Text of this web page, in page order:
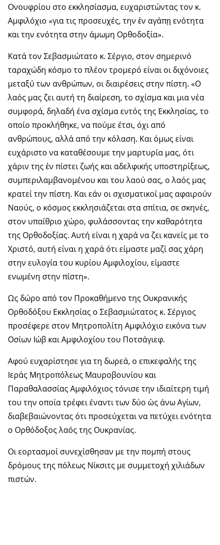
Ονουφρίου στο εκκλησίασμα, ευχαριστώντας τον κ.
Αμφιλόχιο «για τις προσευχές, την ἐν αγάπῃ ενότητα
και την ενότητα στην άμωμη Ορθοδοξία».
Κατά τον Σεβασμιώτατο κ. Σέργιο, στον σημερινό
ταραχώδη κόσμο το πλέον τρομερό είναι οι διχόνοιες
μεταξύ των ανθρώπων, οι διαιρέσεις στην πίστη. «Ο
λαός μας ζει αυτή τη διαίρεση, το σχίσμα και μια νέα
συμφορά, δηλαδή ένα σχίσμα εντός της Εκκλησίας, το
οποίο προκλήθηκε, να πούμε έτσι, όχι από
ανθρώπους, αλλά από την κόλαση. Και όμως είναι
ευχάριστο να καταθέσουμε την μαρτυρία μας, ότι
χάριν της ἐν πίστει ζωής και αδελφικής υποστηρίξεως,
συμπεριλαμβανομένου και του λαού σας, ο λαός μας
κρατεί την πίστη. Και εάν οι σχισματικοί μας αφαιρούν
Ναούς, ο κόσμος εκκλησιάζεται στα σπίτια, σε σκηνές,
στον υπαίθριο χώρο, φυλάσσοντας την καθαρότητα
της Ορθοδοξίας. Αυτή είναι η χαρά να ζει κανείς με το
Χριστό, αυτή είναι η χαρά ότι είμαστε μαζί σας χάρη
στην ευλογία του κυρίου Αμφιλοχίου, είμαστε
ενωμένη στην πίστη».
Ως δώρο από τον Προκαθήμενο της Ουκρανικής
Ορθοδόξου Εκκλησίας ο Σεβασμιώτατος κ. Σέργιος
προσέφερε στον Μητροπολίτη Αμφιλόχιο εικόνα των
Οσίων Ιώβ και Αμφιλοχίου του Ποτσάγιεφ.
Αφού ευχαρίστησε για τη δωρεά, ο επικεφαλής της
Ιεράς Μητροπόλεως Μαυροβουνίου και
Παραθαλασσίας Αμφιλόχιος τόνισε την ιδιαίτερη τιμή
του την οποία τρέφει έναντι των δύο ὡς άνω Αγίων,
διαβεβαιώνοντας ότι προσεύχεται να πετύχει ενότητα
ο Ορθόδοξος λαός της Ουκρανίας.
Οι εορτασμοί συνεχίσθησαν με την πομπή στους
δρόμους της πόλεως Νίκσιτς με συμμετοχή χιλιάδων
πιστών.